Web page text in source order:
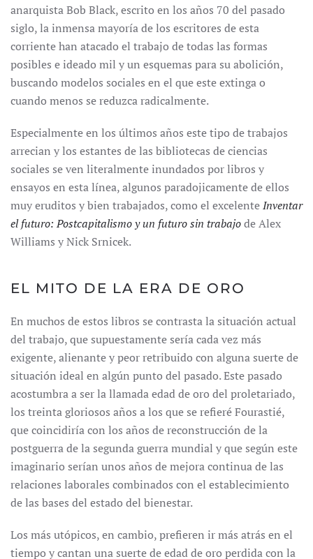
anarquista Bob Black, escrito en los años 70 del pasado
siglo, la inmensa mayoría de los escritores de esta
corriente han atacado el trabajo de todas las formas
posibles e ideado mil y un esquemas para su abolición,
buscando modelos sociales en el que este extinga o
cuando menos se reduzca radicalmente.
Especialmente en los últimos años este tipo de trabajos
arrecian y los estantes de las bibliotecas de ciencias
sociales se ven literalmente inundados por libros y
ensayos en esta línea, algunos paradojicamente de ellos
muy eruditos y bien trabajados, como el excelenteInventar
el futuro: Postcapitalismo y un futuro sin trabajode Alex
Williams y Nick Srnicek.
EL MITO DE LA ERA DE ORO
En muchos de estos libros se contrasta la situación actual
del trabajo, que supuestamente sería cada vez más
exigente, alienante y peor retribuido con alguna suerte de
situación ideal en algún punto del pasado. Este pasado
acostumbra a ser la llamada edad de oro del proletariado,
los treinta gloriosos años a los que se refieré Fourastié,
que coincidiría con los años de reconstrucción de la
postguerra de la segunda guerra mundial y que según este
imaginario serían unos años de mejora continua de las
relaciones laborales combinados con el establecimiento
de las bases del estado del bienestar.
Los más utópicos, en cambio, prefieren ir más atrás en el
tiempo y cantan una suerte de edad de oro perdida con la